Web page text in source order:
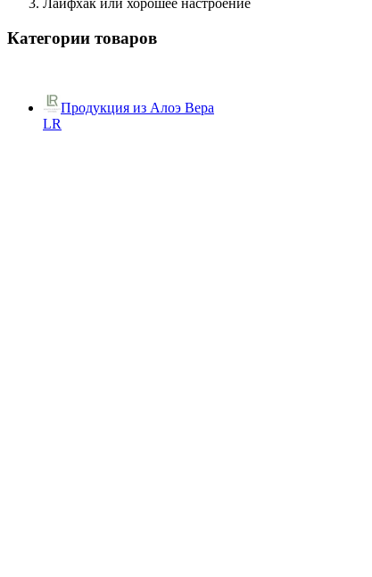
Лайфхак или хорошее настроение
Категории товаров
Продукция из Алоэ Вера
LR